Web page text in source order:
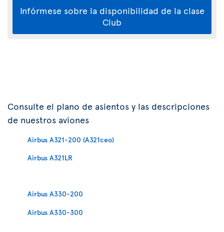
Infórmese sobre la disponibilidad de la clase
Club
Consulte el plano de asientos y las descripciones
de nuestros aviones
Airbus A321-200 (A321ceo)
Airbus A321LR
Airbus A330-200
Airbus A330-300